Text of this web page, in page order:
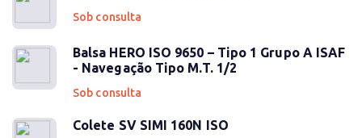
Sob consulta
Balsa HERO ISO 9650 – Tipo 1 Grupo A ISAF
- Navegação Tipo M.T. 1/2
Sob consulta
Colete SV SIMI 160N ISO